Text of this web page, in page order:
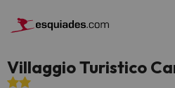
Villaggio Turistico